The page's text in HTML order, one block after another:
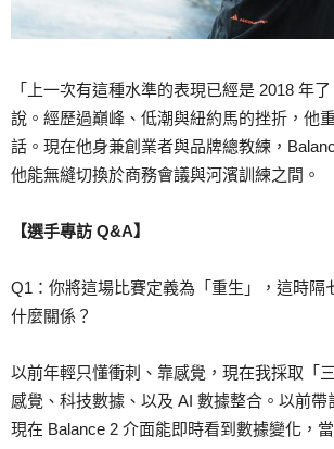
「上一次有這種水準的表現已經是 2018 年
說。經歷過巔峰、低潮與紐約馬的挫折，他
話。現在他身兼創業者與品牌總教練，
他能無縫切換於商務會議與河濱訓練之間。
【選手專訪 Q&A】
Q1：你將這場比賽定義為「重生」，這時隔
什麼關係？
以前年輕只懂衝刺、靠感覺，現在我採取「
感覺、科技數據、以及 AI 數據整合。以前帶
現在 Balance 2 介面能即時看到數據變化，